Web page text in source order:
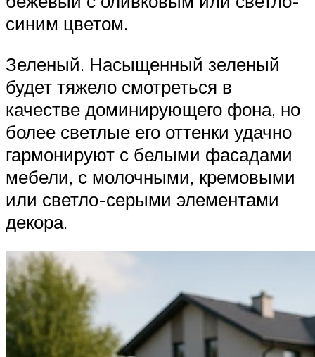
синим цветом.
Зеленый. Насыщенный зеленый
будет тяжело смотреться в
качестве доминирующего фона, но
более светлые его оттенки удачно
гармонируют с белыми фасадами
мебели, с молочными, кремовыми
или светло-серыми элементами
декора.